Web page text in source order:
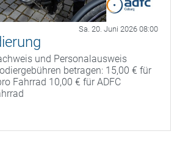
Sa. 20. Juni 2026 08:00
und Personalausweis
betragen: 15,00 € für
Fahrrad 10,00 € für ADFC